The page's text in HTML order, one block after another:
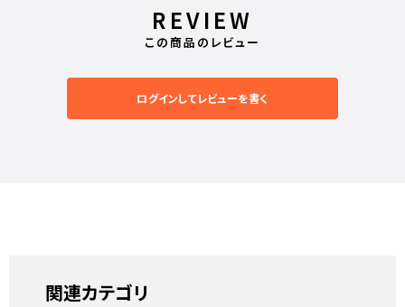
REVIEW
この商品のレビュー
ログインしてレビューを書く
関連カテゴリ